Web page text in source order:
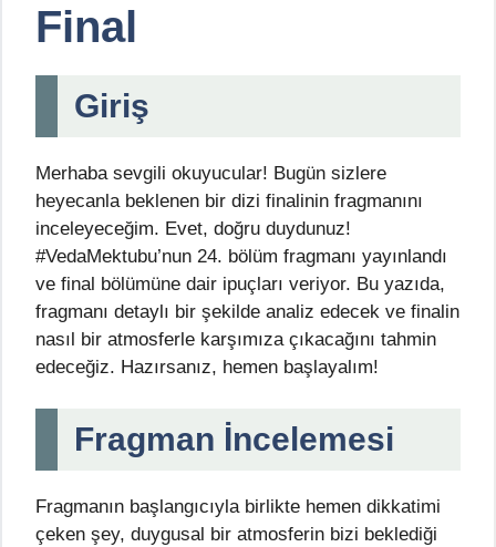
Final
Giriş
Merhaba sevgili okuyucular! Bugün sizlere
heyecanla beklenen bir dizi finalinin fragmanını
inceleyeceğim. Evet, doğru duydunuz!
#VedaMektubu’nun 24. bölüm fragmanı yayınlandı
ve final bölümüne dair ipuçları veriyor. Bu yazıda,
fragmanı detaylı bir şekilde analiz edecek ve finalin
nasıl bir atmosferle karşımıza çıkacağını tahmin
edeceğiz. Hazırsanız, hemen başlayalım!
Fragman İncelemesi
Fragmanın başlangıcıyla birlikte hemen dikkatimi
çeken şey, duygusal bir atmosferin bizi beklediği